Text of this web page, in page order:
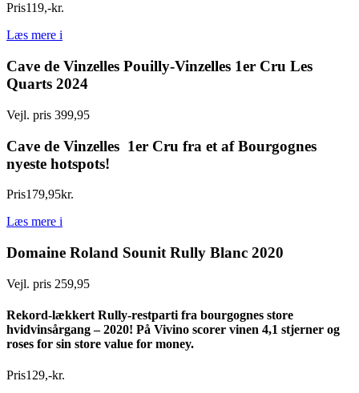
Pris119,-kr.
Læs mere i
Cave de Vinzelles Pouilly-Vinzelles 1er Cru Les
Quarts 2024
Vejl. pris 399,95
Cave de Vinzelles 1er Cru fra et af Bourgognes
nyeste hotspots!
Pris179,95kr.
Læs mere i
Domaine Roland Sounit Rully Blanc 2020
Vejl. pris 259,95
Rekord-lækkert Rully-restparti fra bourgognes store
hvidvinsårgang – 2020! På Vivino scorer vinen 4,1 stjerner og
roses for sin store value for money.
Pris129,-kr.